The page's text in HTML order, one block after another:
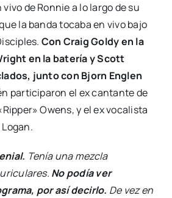
de Ronnie a lo largo de su
la banda tocaba en vivo bajo
Con Craig Goldy en la
en la batería y Scott
junto con Bjorn Englen
participaron el ex cantante de
Owens, y el ex vocalista
Tenía una mezcla
No podía ver
por así decirlo. De vez en